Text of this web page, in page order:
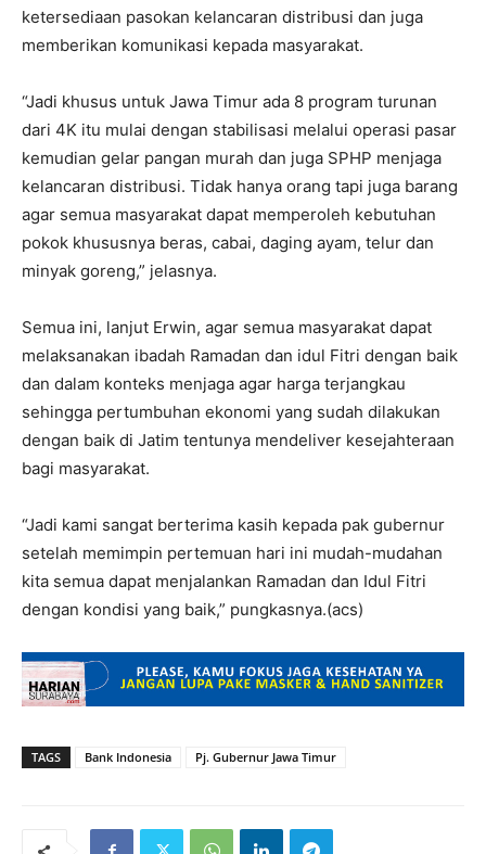
ketersediaan pasokan kelancaran distribusi dan juga
memberikan komunikasi kepada masyarakat.
“Jadi khusus untuk Jawa Timur ada 8 program turunan
dari 4K itu mulai dengan stabilisasi melalui operasi pasar
kemudian gelar pangan murah dan juga SPHP menjaga
kelancaran distribusi. Tidak hanya orang tapi juga barang
agar semua masyarakat dapat memperoleh kebutuhan
pokok khususnya beras, cabai, daging ayam, telur dan
minyak goreng,” jelasnya.
Semua ini, lanjut Erwin, agar semua masyarakat dapat
melaksanakan ibadah Ramadan dan idul Fitri dengan baik
dan dalam konteks menjaga agar harga terjangkau
sehingga pertumbuhan ekonomi yang sudah dilakukan
dengan baik di Jatim tentunya mendeliver kesejahteraan
bagi masyarakat.
“Jadi kami sangat berterima kasih kepada pak gubernur
setelah memimpin pertemuan hari ini mudah-mudahan
kita semua dapat menjalankan Ramadan dan Idul Fitri
dengan kondisi yang baik,” pungkasnya.(acs)
TAGS Bank Indonesia Pj. Gubernur Jawa Timur